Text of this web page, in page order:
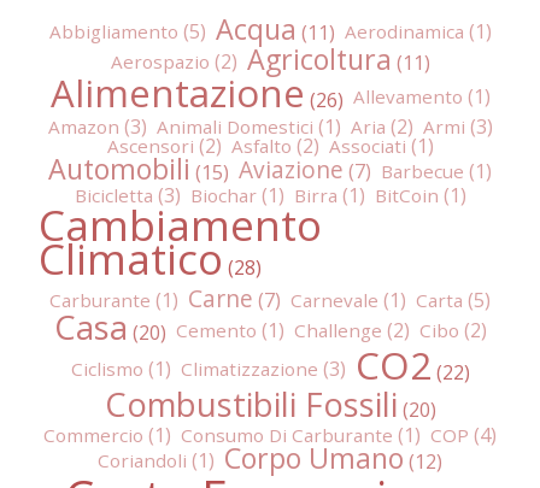
Abbigliamento Acqua
Aerodinamica
Aerospazio
Agricoltura
Alimentazione
Allevamento
Amazon
Animali Domestici Aria
Armi
Ascensori
Asfalto Associati
Automobili Aviazione
Barbecue
Bicicletta
Biochar Birra BitCoin
Cambiamento
Climatico
Carburante Carne Carnevale Carta
Casa Cemento Challenge
Cibo
Ciclismo
Climatizzazione CO2
Combustibili Fossili
Commercio Consumo Di Carburante
COP
Coriandoli
Corpo Umano